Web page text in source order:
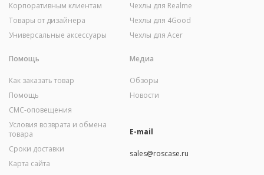
Корпоративным клиентам
Товары от дизайнера
Универсальные аксессуары
Чехлы для Realme
Чехлы для 4Good
Чехлы для Acer
Помощь
Как заказать товар
Помощь
СМС-оповещения
Условия возврата и обмена
товара
Сроки доставки
Карта сайта
Медиа
Обзоры
Новости
E-mail
sales@roscase.ru